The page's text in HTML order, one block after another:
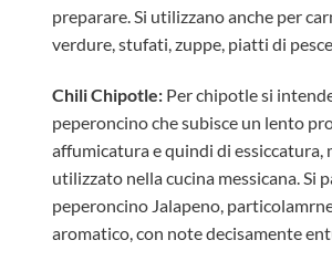
preparare. Si utilizzano anche per
verdure, stufati, zuppe, piatti di
Chili Chipotle:Per chipotle si
peperoncino che subisce un lento
affumicatura e quindi di essiccatura,
utilizzato nella cucina messicana. Si
peperoncino Jalapeno,
aromatico, con note decisamente